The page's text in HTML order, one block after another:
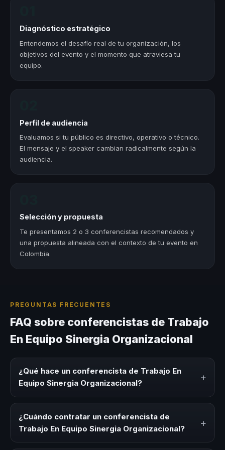
Diagnóstico estratégico
Entendemos el desafío real de tu organización, los
objetivos del evento y el momento que atraviesa tu
equipo.
Perfil de audiencia
Evaluamos si tu público es directivo, operativo o técnico.
El mensaje y el speaker cambian radicalmente según la
audiencia.
Selección y propuesta
Te presentamos 2 o 3 conferencistas recomendados y
una propuesta alineada con el contexto de tu evento en
Colombia.
PREGUNTAS FRECUENTES
FAQ sobre conferencistas de Trabajo
En Equipo Sinergia Organizacional
¿Qué hace un conferencista de Trabajo En
Equipo Sinergia Organizacional?
+
Organizacional es un experto que comparte
conocimiento, estrategias y experiencias sobre este tema
en eventos corporativos, convenciones y seminarios. Su
objetivo es generar reflexión, inspiración y herramientas
¿Cuándo contratar un conferencista de
Trabajo En Equipo Sinergia Organizacional?
+